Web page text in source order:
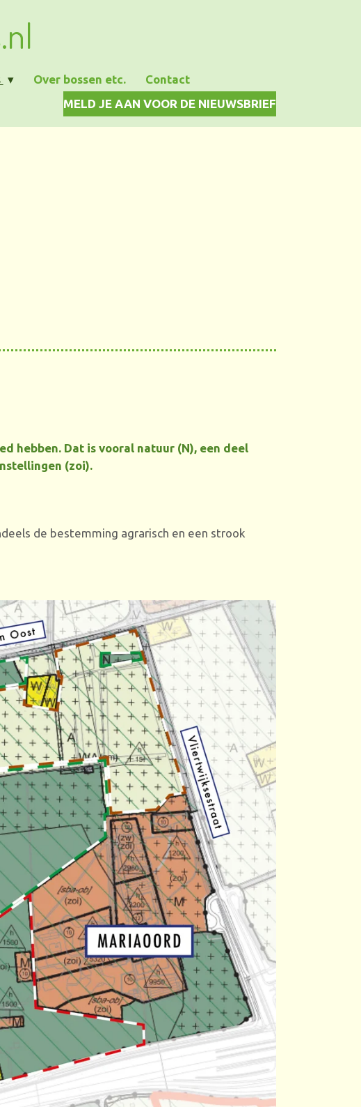
Over bossen etc.
Contact
MELD JE AAN VOOR DE NIEUWSBRIEF
hebben. Dat is vooral natuur (N), een deel
(zoi).
de bestemming agrarisch en een strook